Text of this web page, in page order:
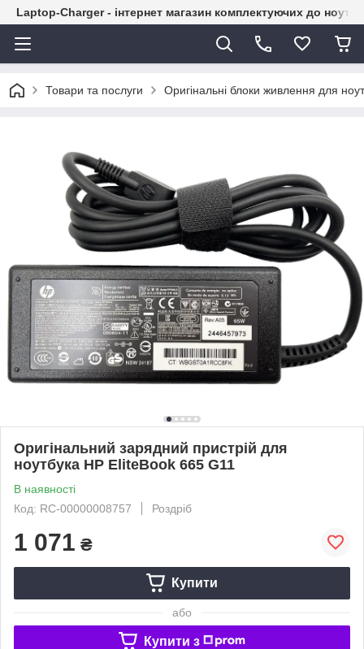
Laptop-Charger - інтернет магазин комплектуючих до
Товари та послуги Оригінальні блоки живлення для
Оригінальний зарядний пристрій для
ноутбука HP EliteBook 665 G11
В наявності
Код: RC-00000008757
Роздріб
1 071 ₴
Купити
або
Купити з